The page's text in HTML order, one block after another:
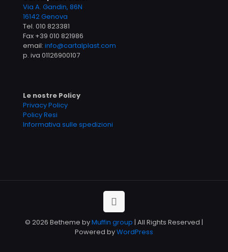
Via A. Gandin, 86N
16142 Genova
Tel. 010 823381
Fax +39 010 821986
email: info@cartalplast.com
p. iva 01126900107
Le nostre Policy
Privacy Policy
Policy Resi
Informativa sulle spedizioni
© 2026 Betheme byMuffin group | All Rights Reserved |
Powered byWordPress